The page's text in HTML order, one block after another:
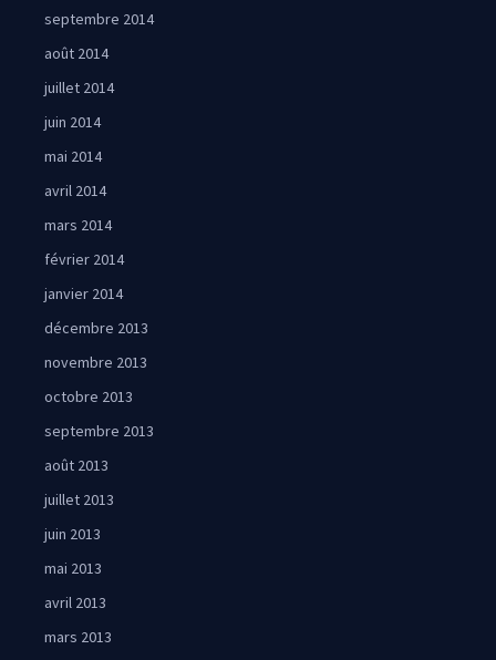
septembre 2014
août 2014
juillet 2014
juin 2014
mai 2014
avril 2014
mars 2014
février 2014
janvier 2014
décembre 2013
novembre 2013
octobre 2013
septembre 2013
août 2013
juillet 2013
juin 2013
mai 2013
avril 2013
mars 2013